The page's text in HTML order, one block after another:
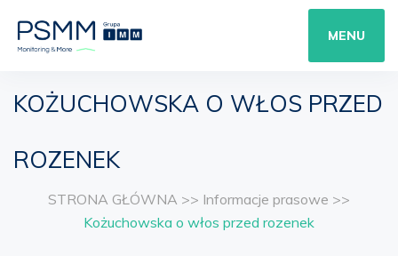
MENU
KOŻUCHOWSKA O WŁOS PRZED
ROZENEK
STRONA GŁÓWNA >> Informacje prasowe >>
Kożuchowska o włos przed rozenek